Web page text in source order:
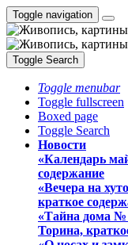
Toggle navigation
Toggle Search
Toggle menubar
Toggle fullscreen
Boxed page
Toggle Search
Новости
«Календарь
содержание
«Вечера на
краткое
«Тайна дома №
Торина,